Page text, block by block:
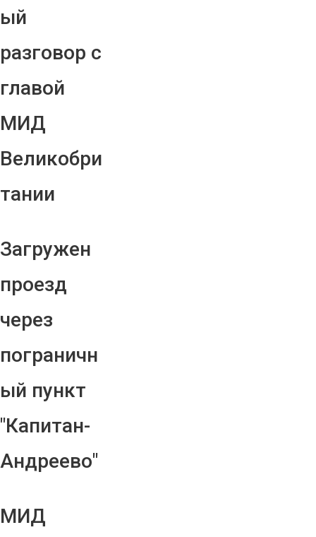
ый
разговор с
главой
МИД
Великобри
тании
Загружен
проезд
через
пограничн
ый пункт
"Капитан-
Андреево"
МИД